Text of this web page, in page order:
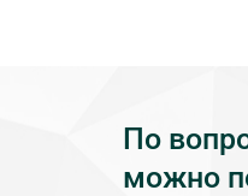
По
можно